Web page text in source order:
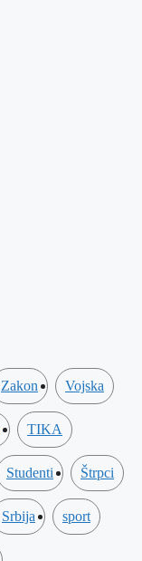
Zakon Vojska
TIKA
Studenti Štrpci
Srbija sport